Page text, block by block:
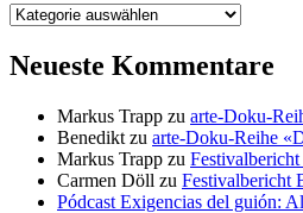
Kategorien
Neueste Kommentare
Markus Trapp zu arte-Doku-
Benedikt zu arte-Doku-Reihe
Markus Trapp zu
Carmen Döll zu Festivalbericht
Pódcast Exigencias del guión: